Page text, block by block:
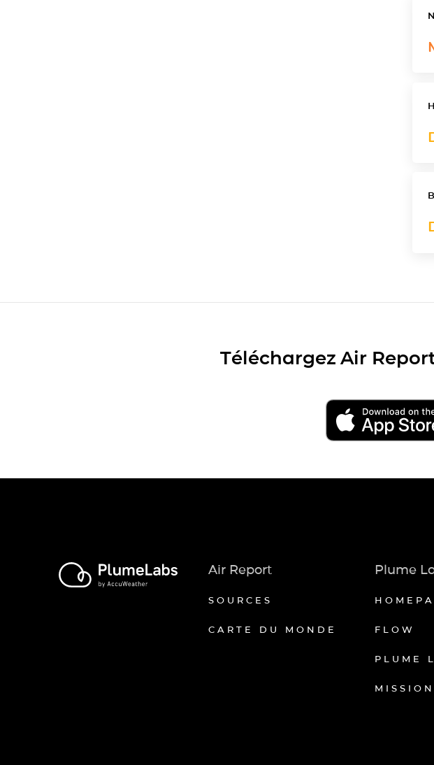
Téléchargez Air
Air Report
SOURCES
CARTE DU MONDE
Plume
FLOW
PLUME
MISSION